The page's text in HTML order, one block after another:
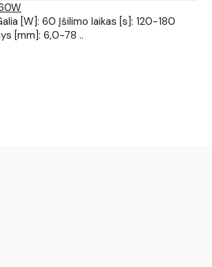
[W]: 60 Įšilimo laikas [s]: 120-180
[mm]: 6,0-78 ..